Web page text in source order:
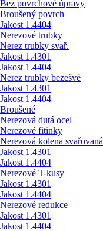
Bez povrchové úpravy
Broušený povrch
Jakost 1.4404
Nerezové trubky
Nerez trubky svař.
Jakost 1.4301
Jakost 1.4404
Nerez trubky bezešvé
Jakost 1.4301
Jakost 1.4404
Broušené
Nerezová dutá ocel
Nerezové fitinky
Nerezová kolena svařovaná
Jakost 1.4301
Jakost 1.4404
Nerezové T-kusy
Jakost 1.4301
Jakost 1.4404
Nerezové redukce
Jakost 1.4301
Jakost 1.4404